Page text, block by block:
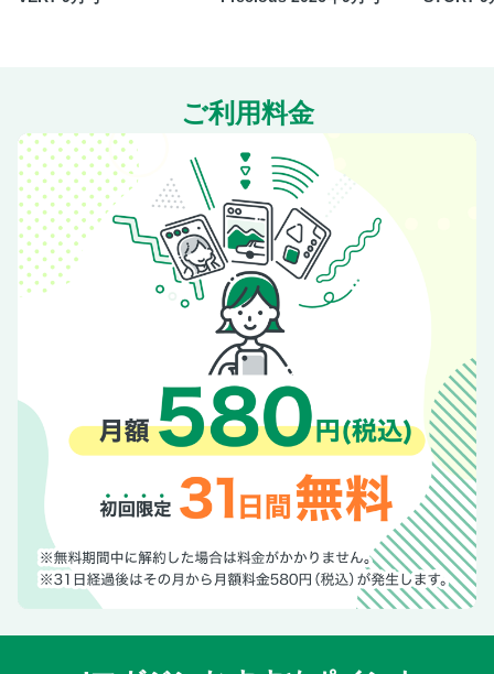
＜デジタル版限定特典＞バックナンバー人気記事
ご利用料金